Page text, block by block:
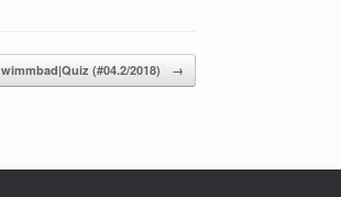
(#04.2/2018) →